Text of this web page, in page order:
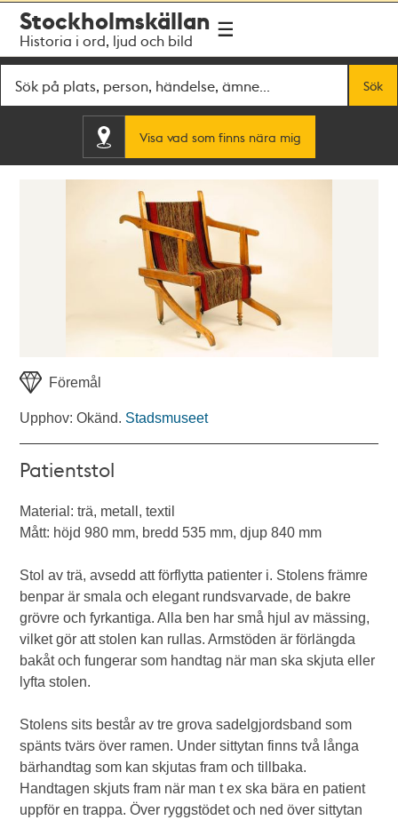
navigationen
huvudinnehållet
Stockholmskällan
Historia i ord, ljud och bild
Sök
Visa vad som finns nära mig
Föremål
Upphov: Okänd. Stadsmuseet
Patientstol
Material: trä, metall, textil
Mått: höjd 980 mm, bredd 535 mm, djup 840 mm
Stol av trä, avsedd att förflytta patienter i. Stolens främre
benpar är smala och elegant rundsvarvade, de bakre
grövre och fyrkantiga. Alla ben har små hjul av mässing,
vilket gör att stolen kan rullas. Armstöden är förlängda
bakåt och fungerar som handtag när man ska skjuta eller
lyfta stolen.
Stolens sits består av tre grova sadelgjordsband som
spänts tvärs över ramen. Under sittytan finns två långa
bärhandtag som kan skjutas fram och tillbaka.
Handtagen skjuts fram när man t ex ska bära en patient
uppför en trappa. Över ryggstödet och ned över sittytan